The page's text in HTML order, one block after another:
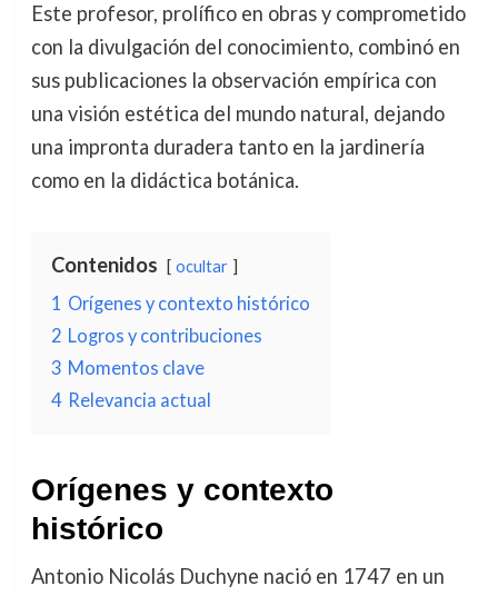
Este profesor, prolífico en obras y comprometido
con la divulgación del conocimiento, combinó en
sus publicaciones la observación empírica con
una visión estética del mundo natural, dejando
una impronta duradera tanto en la jardinería
como en la didáctica botánica.
Contenidos ocultar
1 Orígenes y contexto histórico
2 Logros y contribuciones
3 Momentos clave
4 Relevancia actual
Orígenes y contexto
histórico
Antonio Nicolás Duchyne nació en 1747 en un